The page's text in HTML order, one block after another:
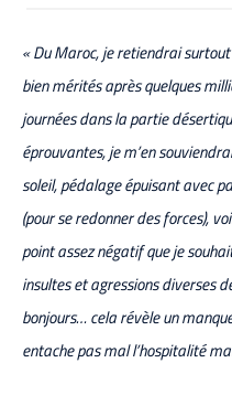
« Du Maroc, je retiendrai
bien mérités après quelques
journées dans la partie
éprouvantes, je m’en
soleil, pédalage épuisant avec
(pour se redonner des forces),
point assez négatif que je
insultes et agressions diverses
bonjours… cela révèle un
entache pas mal l’hospitalité